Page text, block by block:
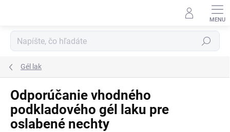
Hľadať
Gél lak
Odporúčanie vhodného
podkladového gél laku pre
oslabené nechty